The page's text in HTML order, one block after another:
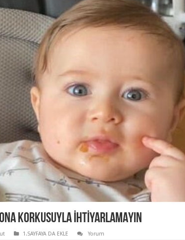
KORKUSUYLA İHTİYARLAMAYIN
1.SAYFAYA DA EKLE Yorum